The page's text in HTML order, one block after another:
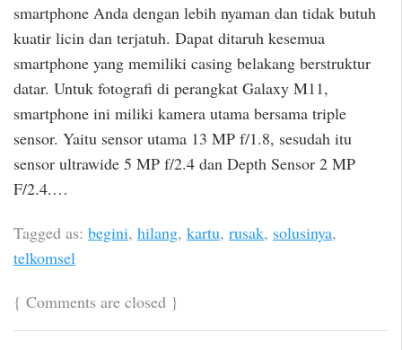
smartphone Anda dengan lebih nyaman dan tidak butuh
kuatir licin dan terjatuh. Dapat ditaruh kesemua
smartphone yang memiliki casing belakang berstruktur
datar. Untuk fotografi di perangkat Galaxy M11,
smartphone ini miliki kamera utama bersama triple
sensor. Yaitu sensor utama 13 MP f/1.8, sesudah itu
sensor ultrawide 5 MP f/2.4 dan Depth Sensor 2 MP
F/2.4.…
Tagged as: begini, hilang, kartu, rusak, solusinya,
telkomsel
{ Comments are closed }